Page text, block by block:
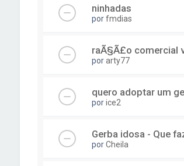
ninhadas
porfmdias
raÃ§Ã£o comercial
porarty77
quero adoptar um
porice2
Gerba idosa - Que
porCheila